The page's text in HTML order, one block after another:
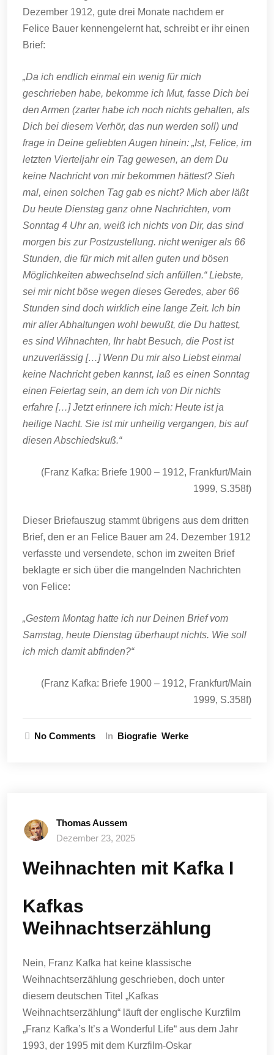
Dezember 1912, gute drei Monate nachdem er
Felice Bauer kennengelernt hat, schreibt er ihr einen
Brief:
„Da ich endlich einmal ein wenig für mich
geschrieben habe, bekomme ich Mut, fasse Dich bei
den Armen (zarter habe ich noch nichts gehalten, als
Dich bei diesem Verhör, das nun werden soll) und
frage in Deine geliebten Augen hinein: „Ist, Felice, im
letzten Vierteljahr ein Tag gewesen, an dem Du
keine Nachricht von mir bekommen hättest? Sieh
mal, einen solchen Tag gab es nicht? Mich aber läßt
Du heute Dienstag ganz ohne Nachrichten, vom
Sonntag 4 Uhr an, weiß ich nichts von Dir, das sind
morgen bis zur Postzustellung. nicht weniger als 66
Stunden, die für mich mit allen guten und bösen
Möglichkeiten abwechselnd sich anfüllen.“ Liebste,
sei mir nicht böse wegen dieses Geredes, aber 66
Stunden sind doch wirklich eine lange Zeit. Ich bin
mir aller Abhaltungen wohl bewußt, die Du hattest,
es sind Wihnachten, Ihr habt Besuch, die Post ist
unzuverlässig […] Wenn Du mir also Liebst einmal
keine Nachricht geben kannst, laß es einen Sonntag
einen Feiertag sein, an dem ich von Dir nichts
erfahre […] Jetzt erinnere ich mich: Heute ist ja
heilige Nacht. Sie ist mir unheilig vergangen, bis auf
diesen Abschiedskuß.“
(Franz Kafka: Briefe 1900 – 1912, Frankfurt/Main
1999, S.358f)
Dieser Briefauszug stammt übrigens aus dem dritten
Brief, den er an Felice Bauer am 24. Dezember 1912
verfasste und versendete, schon im zweiten Brief
beklagte er sich über die mangelnden Nachrichten
von Felice:
„Gestern Montag hatte ich nur Deinen Brief vom
Samstag, heute Dienstag überhaupt nichts. Wie soll
ich mich damit abfinden?“
(Franz Kafka: Briefe 1900 – 1912, Frankfurt/Main
1999, S.358f)
No Comments In Biografie Werke
Thomas Aussem
Dezember 23, 2025
Weihnachten mit Kafka I
Kafkas
Weihnachtserzählung
Nein, Franz Kafka hat keine klassische
Weihnachtserzählung geschrieben, doch unter
diesem deutschen Titel „Kafkas
Weihnachtserzählung“ läuft der englische Kurzfilm
„Franz Kafka’s It’s a Wonderful Life“ aus dem Jahr
1993, der 1995 mit dem Kurzfilm-Oskar